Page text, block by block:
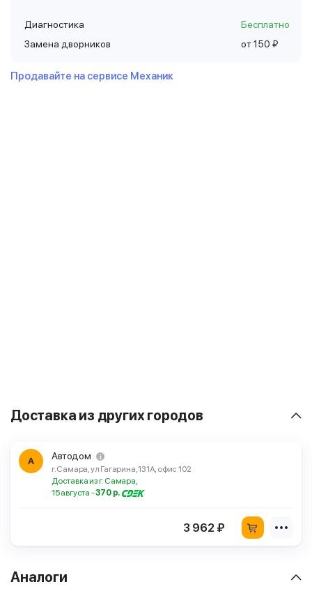
Диагностика
Бесплатно
Замена дворников
от 150 ₽
Продавайте на сервисе Механик
Доставка из других городов
А Автодом
г. Самара, ул Гагарина, 131А, офис 102
Доставка из г. Самара,
15 августа -370 р.
3 962 ₽
Аналоги